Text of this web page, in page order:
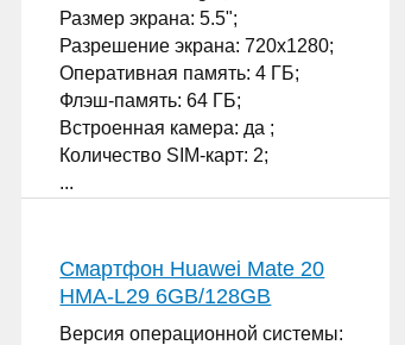
Размер экрана: 5.5";
Разрешение экрана: 720x1280;
Оперативная память: 4 ГБ;
Флэш-память: 64 ГБ;
Встроенная камера: да ;
Количество SIM-карт: 2;
...
Смартфон Huawei Mate 20
HMA-L29 6GB/128GB
Версия операционной системы: